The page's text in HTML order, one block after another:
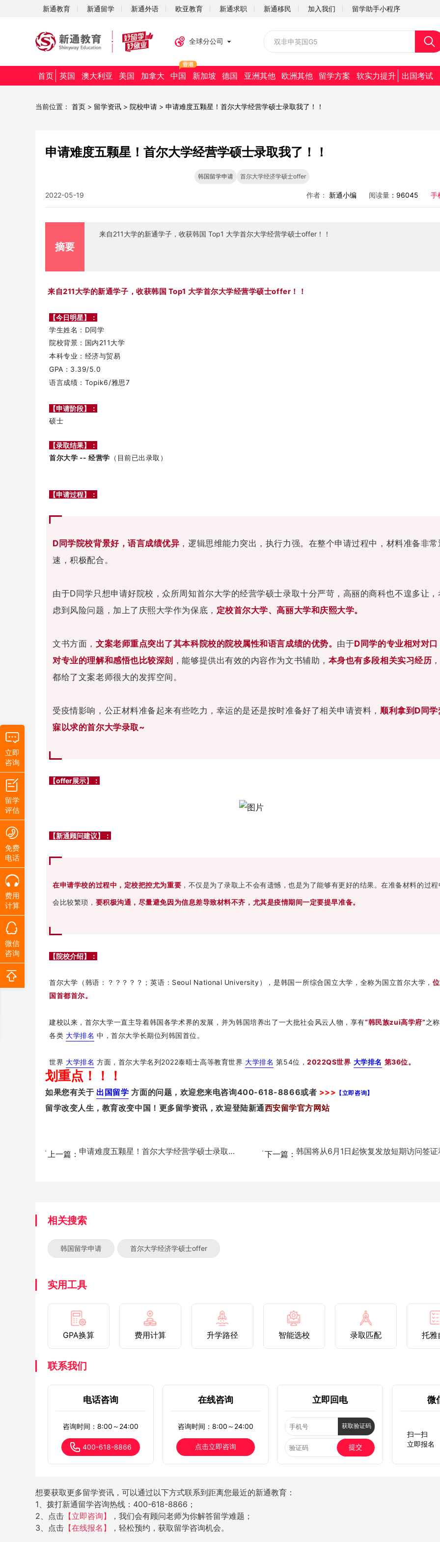
新通教育 新通留学 新通外语 欧亚教育 新通求职 新通移民 加入我们
社会招聘
留学助手小程序
全球分公司
首页 英国 澳大利亚 美国 加拿大 中国 新加坡 德国 亚洲其他 欧洲其他 留学方案 软实力提升 出国考试
当前位置： 首页 > 留学资讯 > 院校申请 > 申请难度五颗星！首尔大学经营学硕士录取我了！！
申请难度五颗星！首尔大学经营学硕士录取我了！！
韩国留学申请 首尔大学经济学硕士offer
2022-05-19 作者： 新通小编 阅读量 ：96045 手
摘要
来自211大学的新通学子，收获韩国 Top1 大学首尔大学经营学硕士offer！！
来自211大学的新通学子，收获韩国 Top1 大学首尔大学经营学硕士offer！！
【今日明星】
：
学生姓名：D同学
院校背景：国内211大学
本科专业：经济与贸易
GPA：3.39/5.0
语言成绩：Topik6/雅思7
【申请阶段】
：
硕士
【录取结果】：
首尔大学 -- 经营学 （ 目前已出录取 ）
【申请过程】：
D 同学院校背景好，语言成绩优异 ，逻辑思维能力突出，执行力强。在整个申请过程中，材料准备非常
速，积极配合。
由于D同学只想申请好院校，众所周知首尔大学的经营学硕士录取十分严苛，高丽的商科也不遑多让，
虑到风险问题，加上了庆熙大学作为保底， 定校首尔大学、高丽大学和庆熙大学。
文书方面，文案老师重点突出了其本科院校的院校属性和语言成绩的优势。 由于D同学的专业相对对口
对专业的理解和感悟也比较深刻 ，能够提供出有效的内容作为文书辅助， 本身也有多段相关实习经历
都给了文案老师很大的发挥空间。
受疫情影响，公正材料准备起来有些吃力，幸运的是还是按时准备好了相关申请资料， 顺利拿到 D同学
寐以求的首尔大学录取~
【offer展示】：
【新通顾问建议】 ：
在申请学校的过程中，定校把控尤为重要 ，不仅是为了录取上不会有遗憾，也是为了能够有更好的结果。在准备材料的过程
会比较繁琐， 要积极沟通，尽量避免因为信息差导致材料不齐，尤其是疫情期间一定要提早准备。
【院校介绍】 ：
首尔大学（韩语：？？？？？；英语：Seoul National University），是韩国一所综合国立大学，全称为国立首尔大学，
国首都首尔。
建校以来，首尔大学一直主导着韩国各学术界的发展，并为韩国培养出了一大批社会风云人物，享有“韩民族zui高学府”之
各类 大学排名 中，首尔大学长期位列韩国首位。
世界 大学排名 方面，首尔大学名列2022泰晤士高等教育世界 大学排名 第54位，2022QS世界 大学排名 第36位。
划重点！！！
如果您有关于 出国留学 方面的问题，欢迎您来电咨询400-618-8866或者 >>> 【立即咨询】
留学改变人生，教育改变中国！更多留学资讯，欢迎登陆新通西安留学官方网站
上一篇： 申请难度五颗星！首尔大学经营学硕士录取我了！！... 下一篇：
相关搜索
韩国留学申请 首尔大学经济学硕士offer
实用工具
GPA换算 费用计算 升学路径 智能选校 录取匹配 托雅
联系我们
电话咨询
咨询时间：8:00～24:00
400-618-8866
在线咨询
咨询时间：8:00～24:00
点击立即咨询
立即回电
获取验证码
提交
微
扫一扫
立即报名
想要获取更多留学资讯，可以通过以下方式联系到距离您最近的新通教育：
1、拨打新通留学咨询热线：400-618-8866；
2、点击 【立即咨询】
，我们会有顾问老师为你解答留学难题；
3、点击 【在线报名】 ，轻松预约，获取留学咨询机会。
立即
咨询
留学
评估
免费
电话
费用
计算
微信
咨询